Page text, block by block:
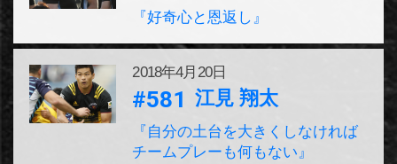
『好奇心と恩返し』
2018年4月20日
#581 江見 翔太
『自分の土台を大きくしなければ
チームプレーも何もない』